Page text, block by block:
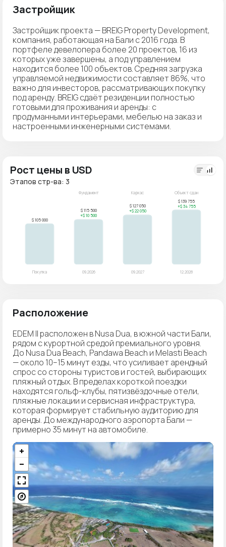
Застройщик
Застройщик проекта — BREIG Property Development,
компания, работающая на Бали с 2016 года. В
портфеле девелопера более 20 проектов, 16 из
которых уже завершены, а под управлением
находится более 100 объектов. Средняя загрузка
управляемой недвижимости составляет 86%, что
важно для инвесторов, рассматривающих покупку
под аренду. BREIG сдаёт резиденции полностью
готовыми для проживания и аренды: с
продуманными интерьерами, мебелью на заказ и
настроенными инженерными системами.
Рост цены в USD
Этапов стр-ва: 3
Расположение
EDEM II расположен в Nusa Dua, в южной части Бали,
рядом с курортной средой премиального уровня.
До Nusa Dua Beach, Pandawa Beach и Melasti Beach
— около 10–15 минут езды, что усиливает арендный
спрос со стороны туристов и гостей, выбирающих
пляжный отдых. В пределах короткой поездки
находятся гольф-клубы, пятизвёздочные отели,
пляжные локации и сервисная инфраструктура,
которая формирует стабильную аудиторию для
аренды. До международного аэропорта Бали —
примерно 35 минут на автомобиле.